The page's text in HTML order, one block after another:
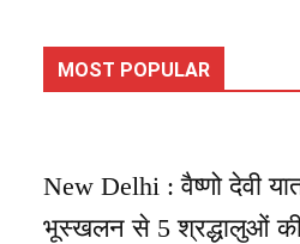
MOST POPULAR
New Delhi : वैष्णो देवी
भूस्खलन से 5 श्रद्धालुओं